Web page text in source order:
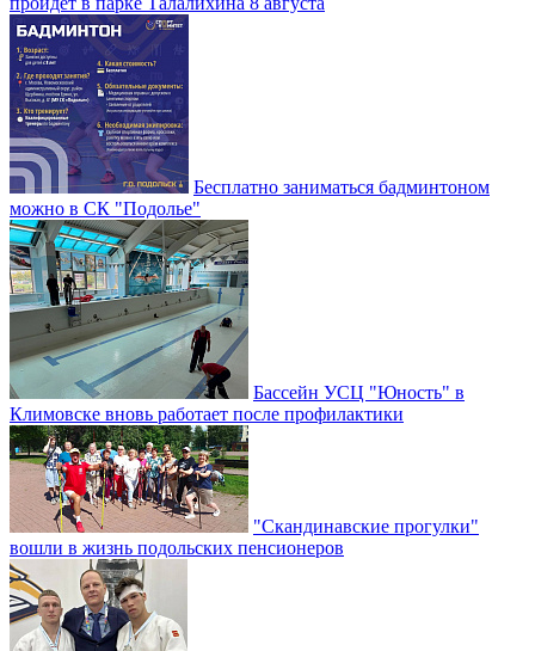
Бесплатно заниматься бадминтоном
можно в СК "Подолье"
Бассейн УСЦ "Юность" в
Климовске вновь работает после профилактики
"Скандинавские прогулки"
вошли в жизнь подольских пенсионеров